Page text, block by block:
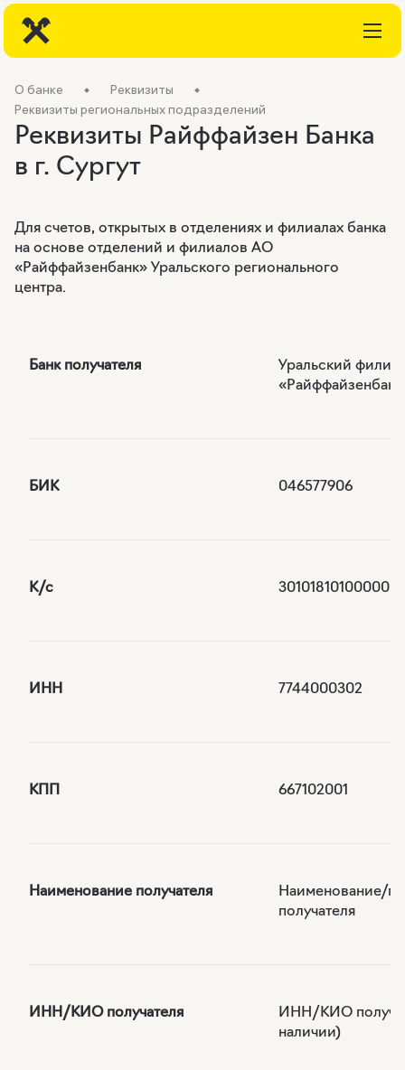
О банке
Реквизиты
Реквизиты региональных подразделений
Реквизиты Райффайзен Банка
в г. Сургут
Для счетов, открытых в отделениях и филиалах банка
на основе отделений и филиалов АО
«Райффайзенбанк» Уральского регионального
центра.
Банк получателя
Уральский
БИК 046577906
К/с
ИНН 7744000302
КПП 667102001
Наименование получателя
Наименование/
получателя
ИНН/КИО получателя
ИНН/КИО
наличии)